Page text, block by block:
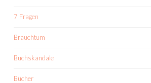
7 Fragen
Brauchtum
Buchskandale
Bücher